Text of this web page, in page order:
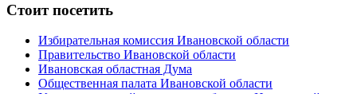
Стоит посетить
Избирательная комиссия Ивановской области
Правительство Ивановской области
Ивановская областная Дума
Общественная палата Ивановской области